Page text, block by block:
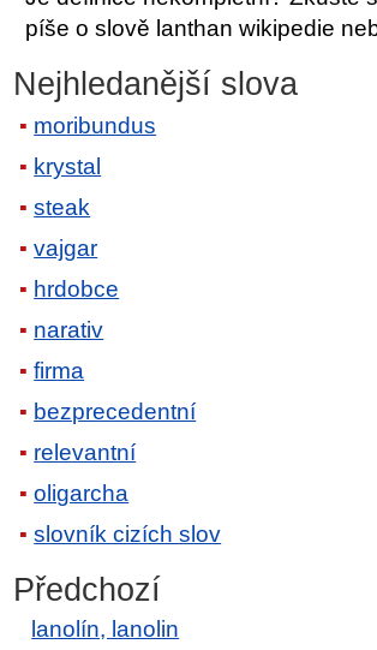
píše o slově lanthan wikipedie
Nejhledanější slova
moribundus
krystal
steak
vajgar
hrdobce
narativ
firma
bezprecedentní
relevantní
oligarcha
slovník cizích slov
Předchozí
lanolín, lanolin